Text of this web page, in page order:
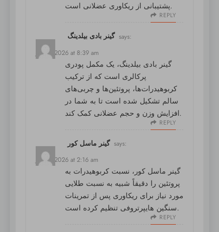
پشتیبانی از ریکاوری عضلانی است.
REPLY
گینر بادی بیلدینگ says:
July 5, 2026 at 8:39 am
گینر بادی بیلدینگ، یک مکمل پودری
پرکالری است که از ترکیب
کربوهیدرات‌ها، پروتئین‌ها و چربی‌های
سالم تشکیل شده است تا به شما در
افزایش وزن و حجم عضلانی کمک کند.
REPLY
گینر ماسل کور says:
July 6, 2026 at 2:16 am
گینر ماسل کور ، نسبت کربوهیدرات به
پروتئین را دقیقاً شبیه به نسبت طلایی
مورد نیاز برای ریکاوری پس از تمرینات
سنگین هایپرتروفی تنظیم کرده است.
REPLY